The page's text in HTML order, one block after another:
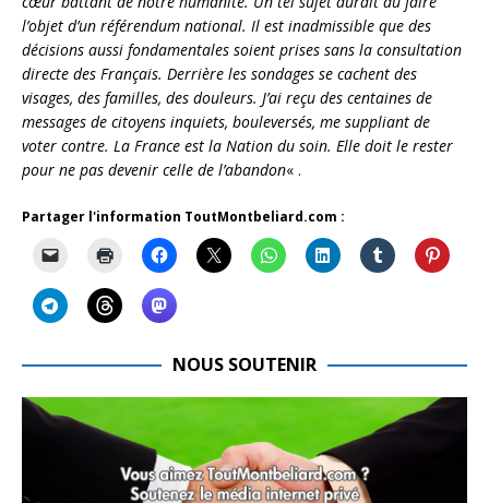
l’objet d’un référendum national. Il est inadmissible que des
décisions aussi fondamentales soient prises sans la consultation
directe des Français. Derrière les sondages se cachent des
visages, des familles, des douleurs. J’ai reçu des centaines de
messages de citoyens inquiets, bouleversés, me suppliant de
voter contre. La France est la Nation du soin. Elle doit le rester
pour ne pas devenir celle de l’abandon« .
Partager l'information ToutMontbeliard.com :
NOUS SOUTENIR